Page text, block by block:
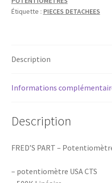
Étiquette : PIECES DETACHEES
Description
Informations
Description
FRED’S PART –
– potentiomètre USA CTS